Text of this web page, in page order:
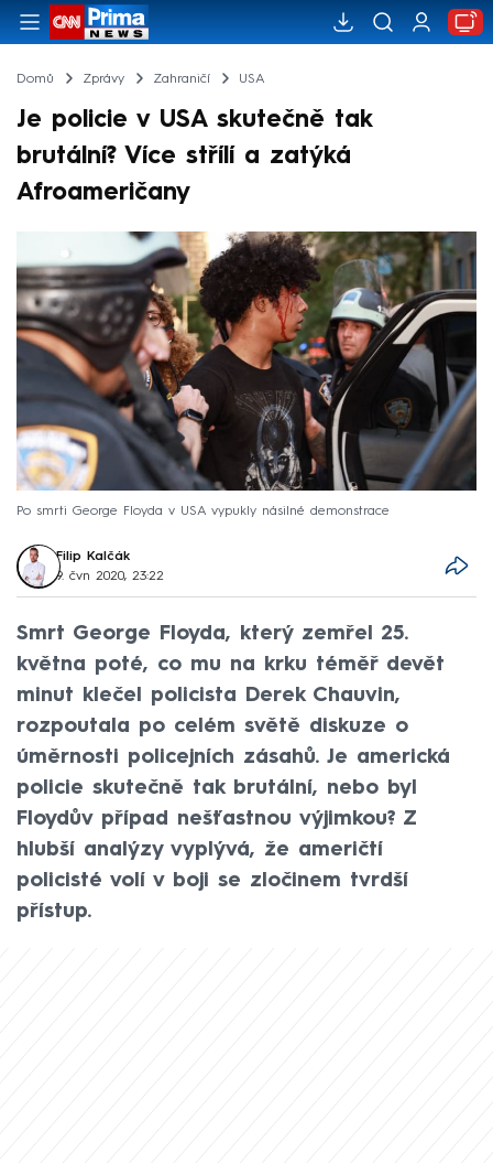
Domů Zprávy Zahraničí USA
Je policie v USA skutečně tak
brutální? Více střílí a zatýká
Afroameričany
Po smrti George Floyda v USA vypukly násilné demonstrace
Filip Kalčák
9. čvn 2020, 23:22
Smrt George Floyda, který zemřel 25.
května poté, co mu na krku téměř devět
minut klečel policista Derek Chauvin,
rozpoutala po celém světě diskuze o
úměrnosti policejních zásahů. Je americká
policie skutečně tak brutální, nebo byl
Floydův případ nešťastnou výjimkou? Z
hlubší analýzy vyplývá, že američtí
policisté volí v boji se zločinem tvrdší
přístup.